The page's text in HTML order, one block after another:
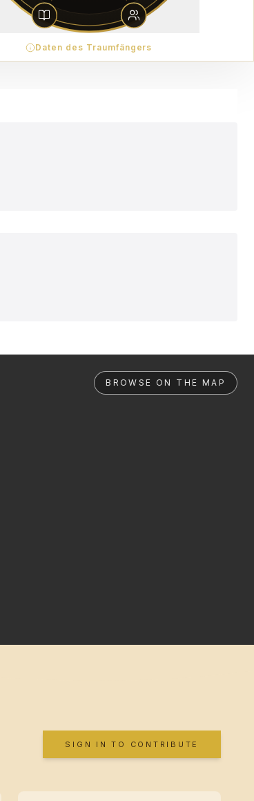
Daten des Traumfängers
BROWSE ON THE MAP
SIGN IN TO CONTRIBUTE